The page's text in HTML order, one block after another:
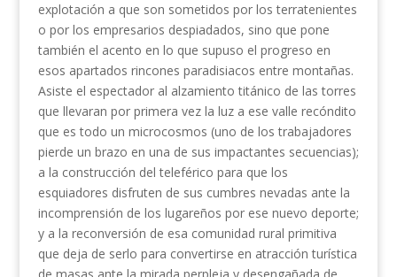
explotación a que son sometidos por los terratenientes
o por los empresarios despiadados, sino que pone
también el acento en lo que supuso el progreso en
esos apartados rincones paradisiacos entre montañas.
Asiste el espectador al alzamiento titánico de las torres
que llevaran por primera vez la luz a ese valle recóndito
que es todo un microcosmos (uno de los trabajadores
pierde un brazo en una de sus impactantes secuencias);
a la construcción del teleférico para que los
esquiadores disfruten de sus cumbres nevadas ante la
incomprensión de los lugareños por ese nuevo deporte;
y a la reconversión de esa comunidad rural primitiva
que deja de serlo para convertirse en atracción turística